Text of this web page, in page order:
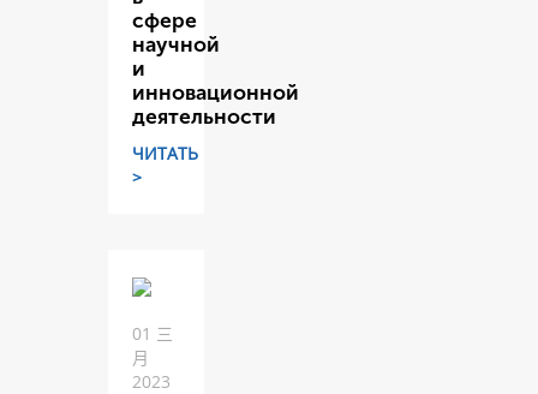
сфере
научной
и
инновационной
деятельности
ЧИТАТЬ
>
01 三
月
2023